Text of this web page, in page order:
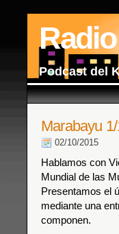
Podcast del
Marabayu
02/10/2015
Hablamos con
Mundial de las
Presentamos el
mediante una
componen.